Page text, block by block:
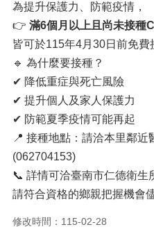
為提升保護力、防範疫情，
👉 滿6個月以上且尚未接種
皆可於115年4月30日前免費
🔹 為什麼要接種？
✔ 降低重症與死亡風險
✔ 提升個人及家人保護力
✔ 防範夏季疫情可能再起
📍 接種地點：請洽本里鄰
(062704153)
📞 詳情可洽臺南市仁德衛生
請符合資格的鄉親把握機會
修改時間：115-02-28